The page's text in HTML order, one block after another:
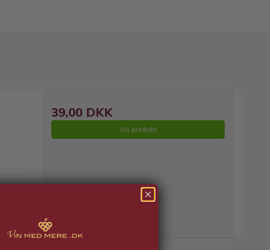
39,00 DKK
Vis produkt